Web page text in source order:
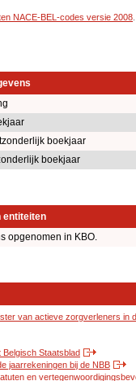
NACE-BEL-codes versie 2008
boekjaar
boekjaar
entiteiten
opgenomen in KBO.
van actieve zorgverleners in
Belgisch Staatsblad
jaarrekeningen bij de NBB
en